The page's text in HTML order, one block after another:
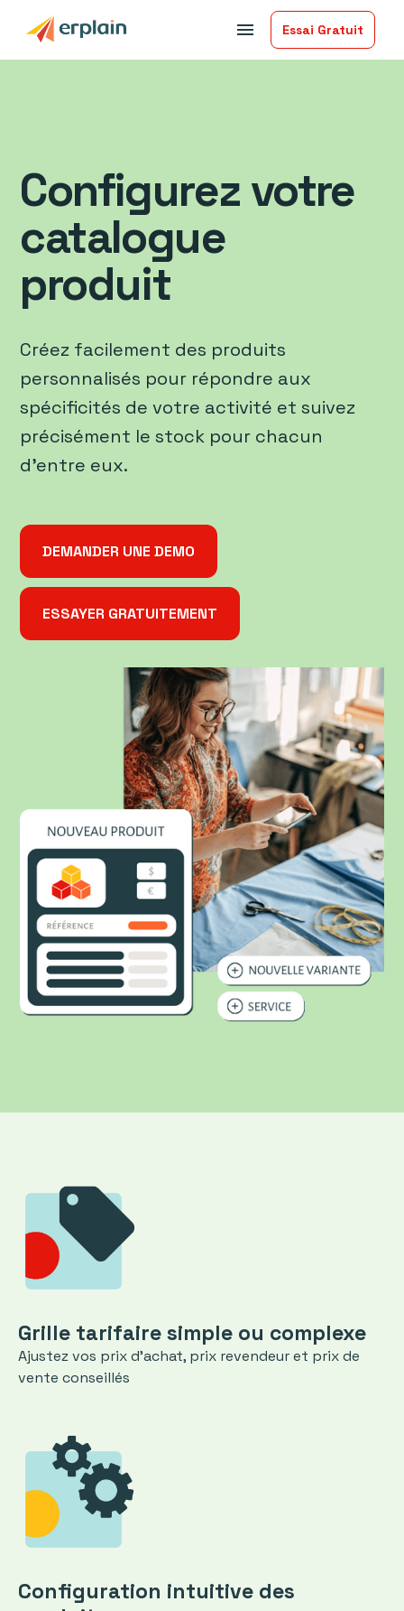
menu Essai Gratuit
Configurez votre
catalogue
produit
Créez facilement des produits
personnalisés pour répondre aux
spécificités de votre activité et suivez
précisément le stock pour chacun
d'entre eux.
DEMANDER UNE DEMO
ESSAYER GRATUITEMENT
Grille tarifaire simple ou complexe
Ajustez vos prix d'achat, prix revendeur et prix de
vente conseillés
Configuration intuitive des